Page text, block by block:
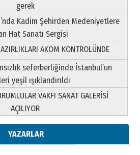
gerek
Kadim Şehirden Medeniyetlere
Hat Sanatı Sergisi
AKOM KONTROLÜNDE
seferberliğinde İstanbul’un
yeşil ışıklandırıldı
VAKFI SANAT GALERİSİ
AÇILIYOR
YAZARLAR
Yeri
ÜÇ KIZI
Perşembe
Sebahattin Şirin’e
Pazartesi